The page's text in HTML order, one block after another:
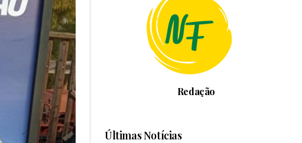
Redação
Últimas Notícias